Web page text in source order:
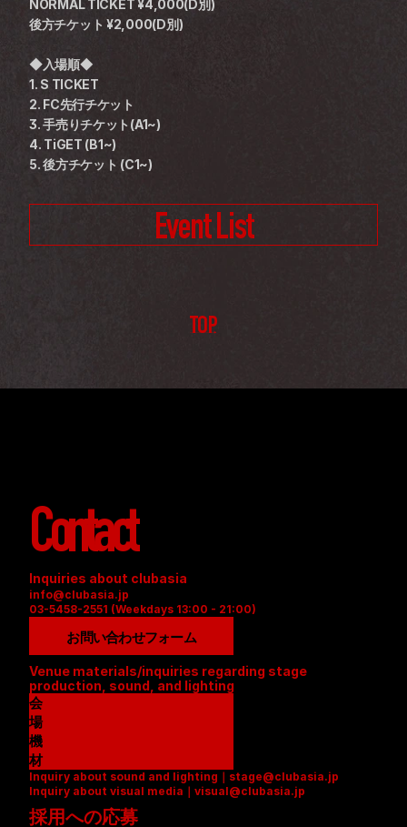
NORMAL TICKET ¥4,000(D別)
後方チケット ¥2,000(D別)
◆入場順◆
1. S TICKET
2. FC先行チケット
3. 手売りチケット(A1~)
4. TiGET (B1~)
5. 後方チケット (C1~)
Event List
TOP
Contact
Inquiries about clubasia
info@clubasia.jp
03-5458-2551 (Weekdays 13:00 - 21:00)
お問い合わせフォーム
Venue materials/inquiries regarding stage
production, sound, and lighting
会
場
資
料
(
P
D
機
材
リ
ス
ト
Inquiry about sound and lighting｜stage@clubasia.jp
Inquiry about visual media｜visual@clubasia.jp
採用への応募